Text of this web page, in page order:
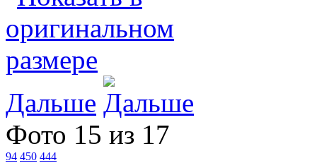
Дальше
Фото 15 из 17
94 450 444